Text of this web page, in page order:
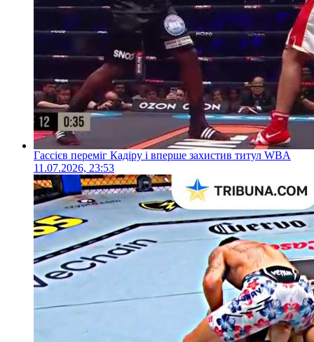
Гассієв переміг Кадіру і вперше захистив титул WBA
11.07.2026, 23:53